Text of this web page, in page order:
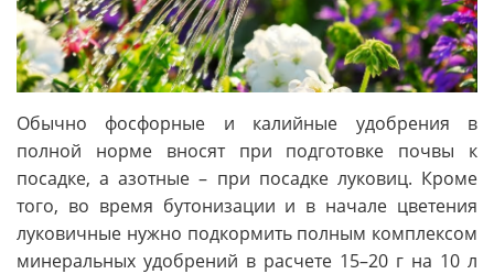
Обычно фосфорные и калийные удобрения в
полной норме вносят при подготовке почвы к
посадке, а азотные – при посадке луковиц. Кроме
того, во время бутонизации и в начале цветения
луковичные нужно подкормить полным комплексом
минеральных удобрений в расчете 15–20 г на 10 л